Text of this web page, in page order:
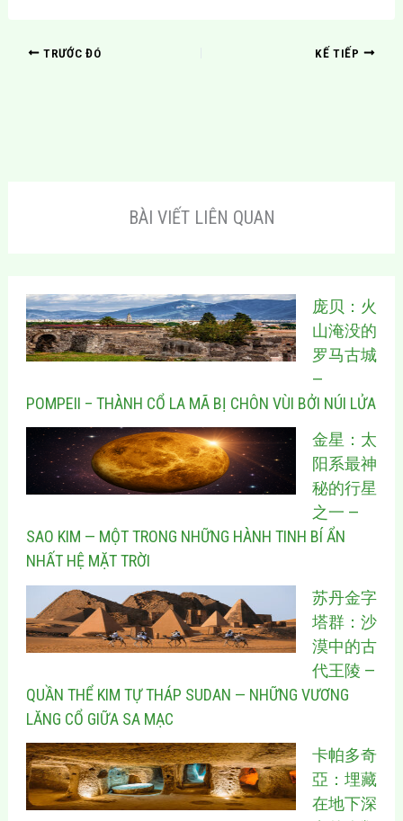
BÀI VIẾT LIÊN QUAN
庞贝：火
山淹没的
罗马古城
—
POMPEII – THÀNH CỔ LA MÃ BỊ CHÔN VÙI BỞI NÚI LỬA
金星：太
阳系最神
秘的行星
之一 —
SAO KIM — MỘT TRONG NHỮNG HÀNH TINH BÍ ẨN
NHẤT HỆ MẶT TRỜI
苏丹金字
塔群：沙
漠中的古
代王陵 —
QUẦN THỂ KIM TỰ THÁP SUDAN — NHỮNG VƯƠNG
LĂNG CỔ GIỮA SA MẠC
卡帕多奇
亞：埋藏
在地下深
TRƯỚC ĐÓ KẾ TIẾP